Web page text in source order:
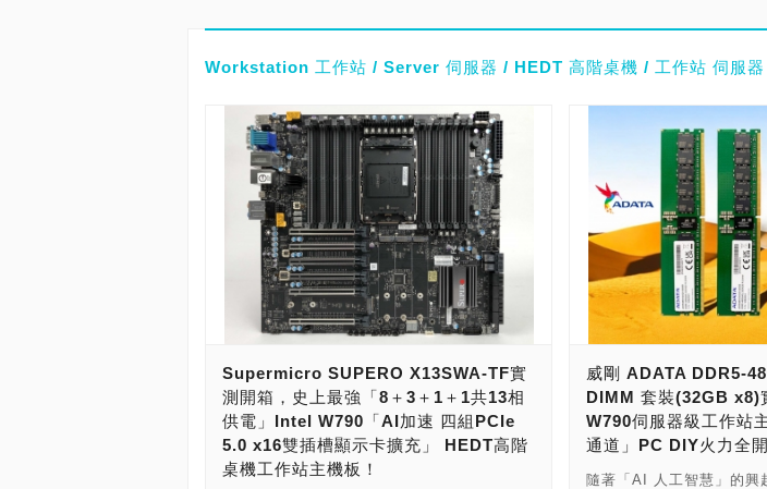
Workstation 工作站 / Server 伺服器 / HEDT 高階桌機 / 工作站 伺服器
Supermicro SUPERO X13SWA-TF實
測開箱，史上最強「8＋3＋1＋1共13相
供電」Intel W790「AI加速 四組PCIe
5.0 x16雙插槽顯示卡擴充」 HEDT高階
桌機工作站主機板！
威剛 ADATA DDR5-
DIMM 套裝(32GB x8)
W790伺服器級工作站
通道」PC DIY火力全開
隨著「AI 人工智慧」的興